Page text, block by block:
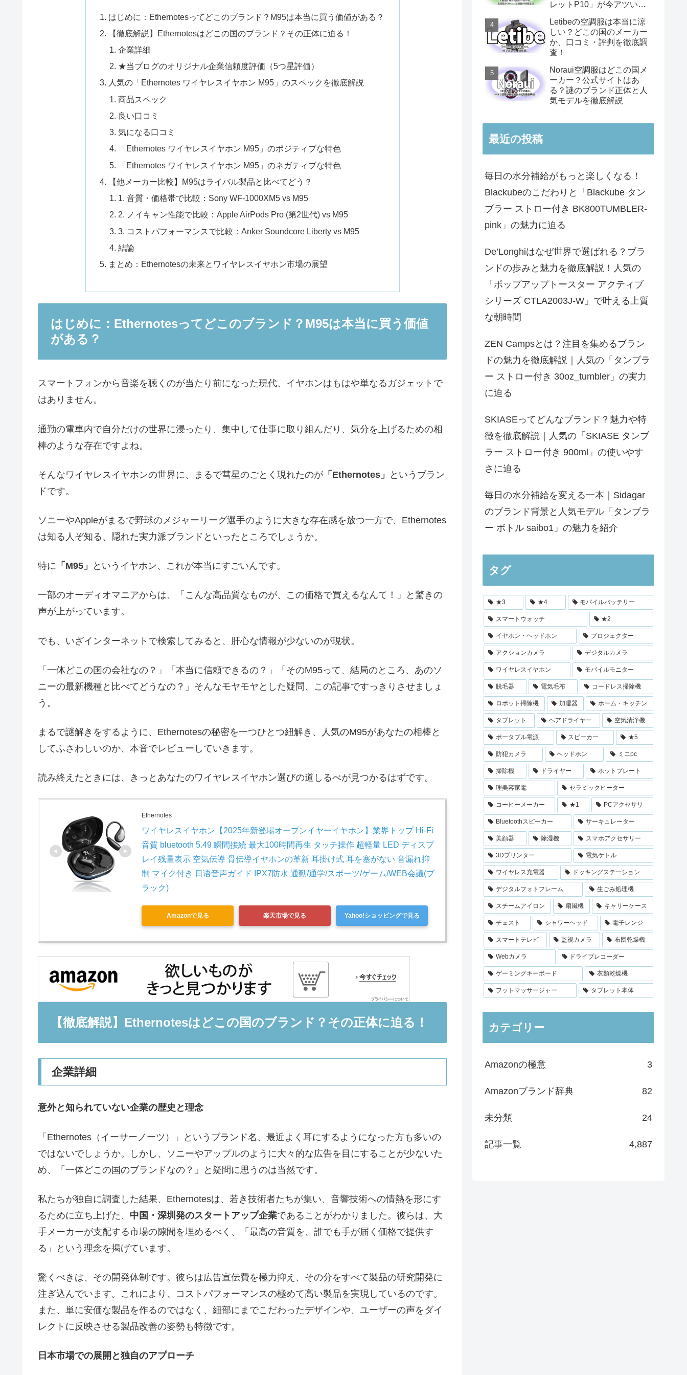
はじめに：Ethernotesってどこのブランド？M95は本当に買う価値がある？
【徹底解説】Ethernotesはどこの国のブランド？その正体に迫る！
企業詳細
★当ブログのオリジナル企業信頼度評価（5つ星評価）
人気の「Ethernotes ワイヤレスイヤホン M95」のスペックを徹底解説
商品スペック
良い口コミ
気になる口コミ
「Ethernotes ワイヤレスイヤホン M95」のポジティブな特色
「Ethernotes ワイヤレスイヤホン M95」のネガティブな特色
【他メーカー比較】M95はライバル製品と比べてどう？
1. 音質・価格帯で比較：Sony WF-1000XM5 vs M95
2. ノイキャン性能で比較：Apple AirPods Pro (第2世代) vs M95
3. コストパフォーマンスで比較：Anker Soundcore Liberty vs M95
結論
まとめ：Ethernotesの未来とワイヤレスイヤホン市場の展望
はじめに：Ethernotesってどこのブランド？M95は本当に買う価値
がある？
スマートフォンから音楽を聴くのが当たり前になった現代、イヤホンはもはや単なるガジェットで
はありません。
通勤の電車内で自分だけの世界に浸ったり、集中して仕事に取り組んだり、気分を上げるための相
棒のような存在ですよね。
そんなワイヤレスイヤホンの世界に、まるで彗星のごとく現れたのが 「Ethernotes」
というブラン
ドです。
ソニーやAppleがまるで野球のメジャーリーグ選手のように大きな存在感を放つ一方で、Ethernotes
は知る人ぞ知る、隠れた実力派ブランドといったところでしょうか。
特に 「M95」 というイヤホン、これが本当にすごいんです。
一部のオーディオマニアからは、「こんな高品質なものが、この価格で買えるなんて！」と驚きの
声が上がっています。
でも、いざインターネットで検索してみると、肝心な情報が少ないのが現状。
「一体どこの国の会社なの？」「本当に信頼できるの？」「そのM95って、結局のところ、あのソ
ニーの最新機種と比べてどうなの？」そんなモヤモヤとした疑問、この記事ですっきりさせましょ
う。
まるで謎解きをするように、Ethernotesの秘密を一つひとつ紐解き、人気のM95があなたの相棒と
してふさわしいのか、本音でレビューしていきます。
読み終えたときには、きっとあなたのワイヤレスイヤホン選びの道しるべが見つかるはずです。
Ethernotes
ワイヤレスイヤホン【2025年新登場オープンイヤーイヤホン】業界トップ Hi-Fi
音質 bluetooth 5.49 瞬間接続 最大100時間再生 タッチ操作 超軽量 LED ディスプ
レイ残量表示 空気伝導 骨伝導イヤホンの革新 耳掛け式 耳を塞がない 音漏れ抑
制 マイク付き 日语音声ガイド IPX7防水 通勤/通学/スポーツ/ゲーム/WEB会議(ブ
ラック)
Amazonで見る 楽天市場で見る Yahoo!ショッピングで見る
【徹底解説】Ethernotesはどこの国のブランド？その正体に迫る！
企業詳細
意外と知られていない企業の歴史と理念
「Ethernotes（イーサーノーツ）」というブランド名、最近よく耳にするようになった方も多いの
ではないでしょうか。しかし、ソニーやアップルのように大々的な広告を目にすることが少ないた
め、「一体どこの国のブランドなの？」と疑問に思うのは当然です。
私たちが独自に調査した結果、Ethernotesは、若き技術者たちが集い、音響技術への情熱を形にす
るために立ち上げた、 中国・深圳発のスタートアップ企業であることがわかりました。彼らは、大
手メーカーが支配する市場の隙間を埋めるべく、「最高の音質を、誰でも手が届く価格で提供す
る」という理念を掲げています。
驚くべきは、その開発体制です。彼らは広告宣伝費を極力抑え、その分をすべて製品の研究開発に
注ぎ込んでいます。これにより、コストパフォーマンスの極めて高い製品を実現しているのです。
また、単に安価な製品を作るのではなく、細部にまでこだわったデザインや、ユーザーの声をダイ
レクトに反映させる製品改善の姿勢も特徴です。
日本市場での展開と独自のアプローチ
レットP10」が今アツい理
Letibeの空調服は本当に涼
しい？どこの国のメーカー
か、口コミ・評判を徹底調
査！
Noraui空調服はどこの国メ
ーカー？公式サイトはあ
る？謎のブランド正体と人
気モデルを徹底解説
最近の投稿
毎日の水分補給がもっと楽しくなる！
Blackubeのこだわりと「Blackube タン
ブラー ストロー付き BK800TUMBLER-
pink」の魅力に迫る
De’Longhiはなぜ世界で選ばれる？ブラ
ンドの歩みと魅力を徹底解説！人気の
「ポップアップトースター アクティブ
シリーズ CTLA2003J-W」で叶える上質
な朝時間
ZEN Campsとは？注目を集めるブラン
ドの魅力を徹底解説｜人気の「タンブラ
ー ストロー付き 30oz_tumbler」の実力
に迫る
SKIASEってどんなブランド？魅力や特
徴を徹底解説｜人気の「SKIASE タンブ
ラー ストロー付き 900ml」の使いやす
さに迫る
毎日の水分補給を変える一本｜Sidagar
のブランド背景と人気モデル「タンブラ
ー ボトル saibo1」の魅力を紹介
タグ
★3 ★4 モバイルバッテリー
スマートウォッチ ★2
イヤホン・ヘッドホン プロジェクター
アクションカメラ デジタルカメラ
ワイヤレスイヤホン モバイルモニター
脱毛器 電気毛布 コードレス掃除機
ロボット掃除機 加湿器 ホーム・キッチン
タブレット ヘアドライヤー 空気清浄機
ポータブル電源 スピーカー ★5
防犯カメラ ヘッドホン ミニpc
掃除機 ドライヤー ホットプレート
理美容家電 セラミックヒーター
コーヒーメーカー ★1 PCアクセサリ
Bluetoothスピーカー サーキュレーター
美顔器 除湿機 スマホアクセサリー
3Dプリンター 電気ケトル
ワイヤレス充電器 ドッキングステーション
デジタルフォトフレーム 生ごみ処理機
スチームアイロン 扇風機 キャリーケース
チェスト シャワーヘッド 電子レンジ
スマートテレビ 監視カメラ 布団乾燥機
Webカメラ ドライブレコーダー
ゲーミングキーボード 衣類乾燥機
フットマッサージャー タブレット本体
カテゴリー
Amazonの極意 3
Amazonブランド辞典 82
未分類 24
記事一覧 4,887